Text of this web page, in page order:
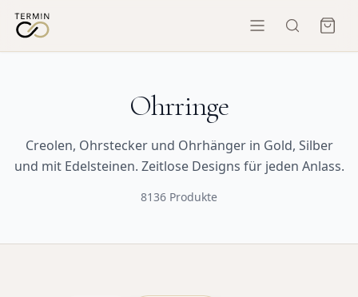
Ohrringe
Creolen, Ohrstecker und Ohrhänger in Gold, Silber
und mit Edelsteinen. Zeitlose Designs für jeden Anlass.
8136 Produkte